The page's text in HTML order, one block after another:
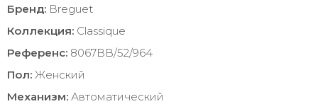
Бренд: Breguet
Коллекция: Classique
Референс: 8067BB/52/964
Пол: Женский
Механизм: Автоматический